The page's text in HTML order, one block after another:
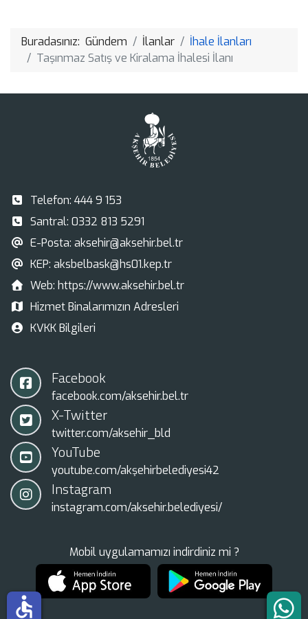
Buradasınız: Gündem İlanlar
İhale İlanları
Taşınmaz Satış ve Kiralama İhalesi İlanı
Telefon: 444 9 153
Santral: 0332 813 5291
E-Posta: aksehir@aksehir.bel.tr
KEP: aksbelbask@hs01.kep.tr
Web: https://www.aksehir.bel.tr
Hizmet Binalarımızın Adresleri
KVKK Bilgileri
Facebook
facebook.com/aksehir.bel.tr
X-Twitter
twitter.com/aksehir_bld
YouTube
youtube.com/akşehirbelediyesi42
Instagram
instagram.com/aksehir.belediyesi/
Mobil uygulamamızı indirdiniz mi ?
accessible